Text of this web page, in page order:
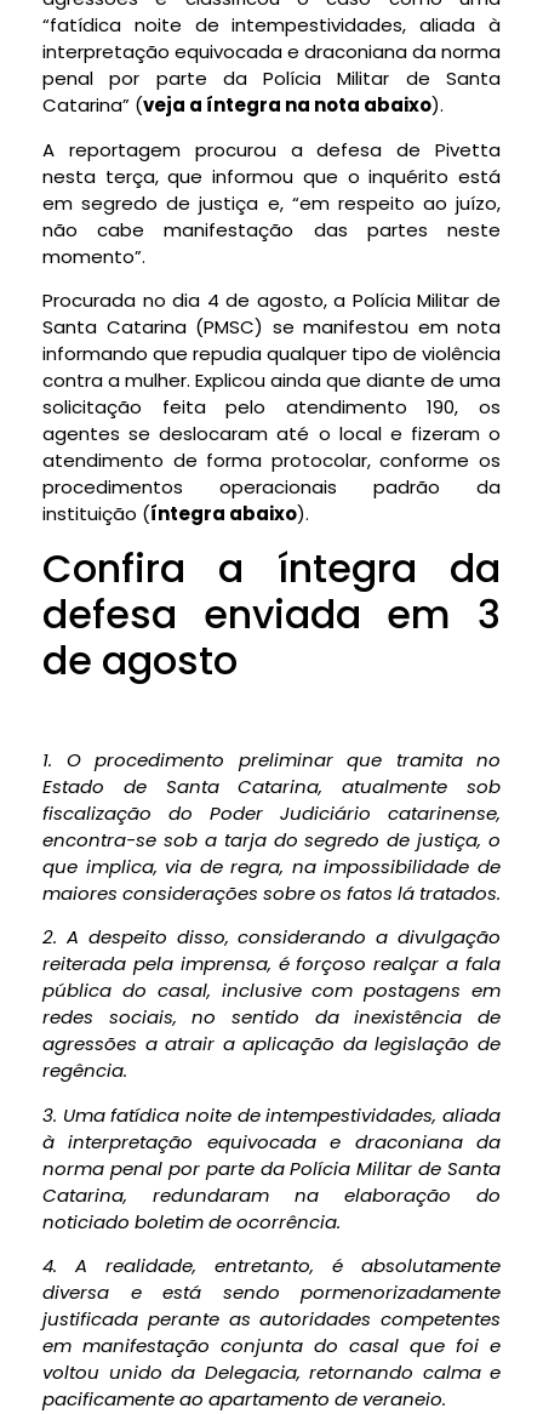
“fatídica noite de intempestividades, aliada à
interpretação equivocada e draconiana da norma
penal por parte da Polícia Militar de Santa
Catarina” (veja a íntegra na nota abaixo).
A reportagem procurou a defesa de Pivetta
nesta terça, que informou que o inquérito está
em segredo de justiça e, “em respeito ao juízo,
não cabe manifestação das partes neste
momento”.
Procurada no dia 4 de agosto, a Polícia Militar de
Santa Catarina (PMSC) se manifestou em nota
informando que repudia qualquer tipo de violência
contra a mulher. Explicou ainda que diante de uma
solicitação feita pelo atendimento 190, os
agentes se deslocaram até o local e fizeram o
atendimento de forma protocolar, conforme os
procedimentos operacionais padrão da
instituição (íntegra abaixo).
Confira a íntegra da
defesa enviada em 3
de agosto
1. O procedimento preliminar que tramita no
Estado de Santa Catarina, atualmente sob
fiscalização do Poder Judiciário catarinense,
encontra-se sob a tarja do segredo de justiça, o
que implica, via de regra, na impossibilidade de
maiores considerações sobre os fatos lá tratados.
2. A despeito disso, considerando a divulgação
reiterada pela imprensa, é forçoso realçar a fala
pública do casal, inclusive com postagens em
redes sociais, no sentido da inexistência de
agressões a atrair a aplicação da legislação de
regência.
3. Uma fatídica noite de intempestividades, aliada
à interpretação equivocada e draconiana da
norma penal por parte da Polícia Militar de Santa
Catarina, redundaram na elaboração do
noticiado boletim de ocorrência.
4. A realidade, entretanto, é absolutamente
diversa e está sendo pormenorizadamente
justificada perante as autoridades competentes
em manifestação conjunta do casal que foi e
voltou unido da Delegacia, retornando calma e
pacificamente ao apartamento de veraneio.